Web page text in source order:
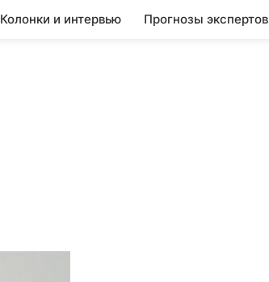
Колонки и интервью Прогнозы экспертов